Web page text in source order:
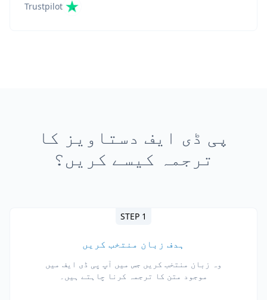
Trustpilot
پی ڈی ایف دستاویز کا
ترجمہ کیسے کریں؟
STEP 1
ہدف زبان منتخب کریں
وہ زبان منتخب کریں جس میں آپ پی ڈی ایف میں
موجود متن کا ترجمہ کرنا چاہتے ہیں۔